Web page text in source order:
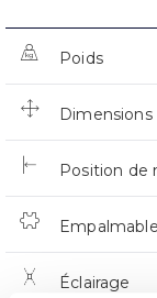
Poids
Dimensions
Position de
Empalmable
Éclairage